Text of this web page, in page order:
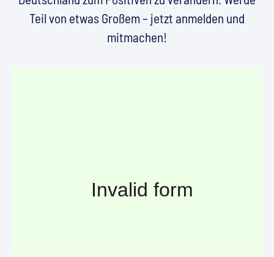
Teil von etwas Großem – jetzt anmelden und
mitmachen!